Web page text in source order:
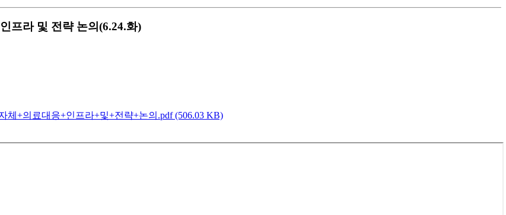
프라 및 전략 논의(6.24.화)
+의료대응+인프라+및+전략+논의.pdf (506.03 KB)